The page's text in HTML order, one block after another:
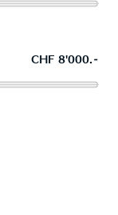
CHF 8'000.–